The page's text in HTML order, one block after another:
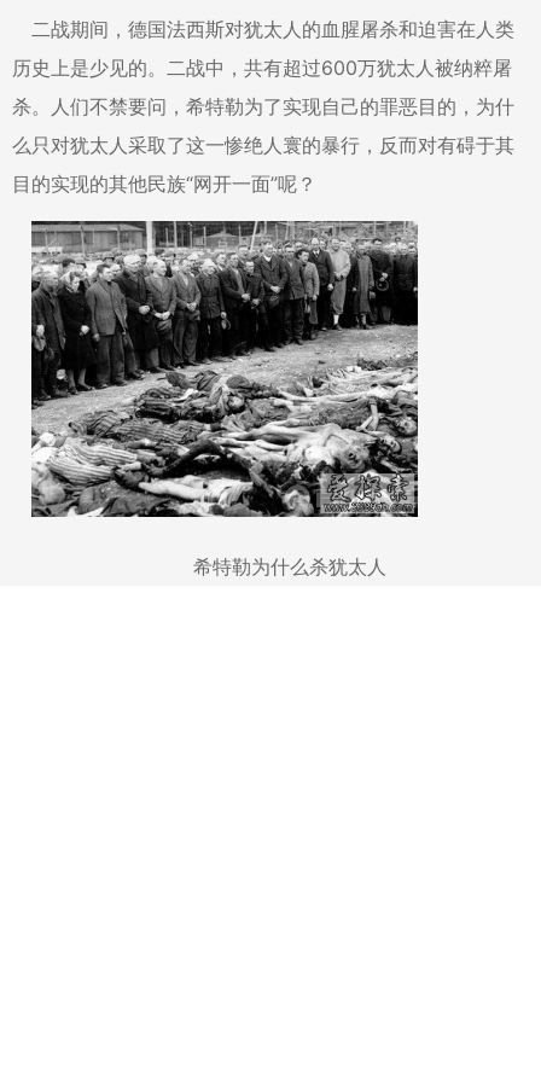
二战期间，德国法西斯对犹太人的血腥屠杀和迫害在人类
历史上是少见的。二战中，共有超过600万犹太人被纳粹屠
杀。人们不禁要问，希特勒为了实现自己的罪恶目的，为什
么只对犹太人采取了这一惨绝人寰的暴行，反而对有碍于其
目的实现的其他民族“网开一面”呢？
希特勒为什么杀犹太人